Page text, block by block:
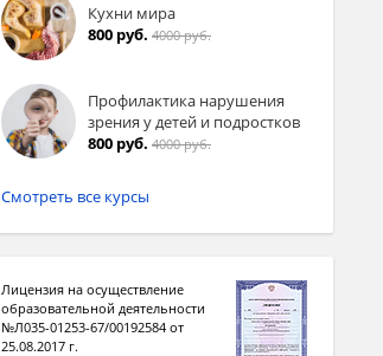
Кухни мира
800 руб. 4000 руб.
Профилактика нарушения
зрения у детей и подростков
800 руб. 4000 руб.
Смотреть все курсы
Лицензия на осуществление
образовательной деятельности
№Л035-01253-67/00192584 от
25.08.2017 г.